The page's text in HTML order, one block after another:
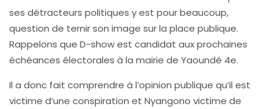
ses détracteurs politiques y est pour beaucoup,
question de ternir son image sur la place publique.
Rappelons que D-show est candidat aux prochaines
échéances électorales à la mairie de Yaoundé 4e.
Il a donc fait comprendre à l’opinion publique qu’il est
victime d’une conspiration et Nyangono victime de